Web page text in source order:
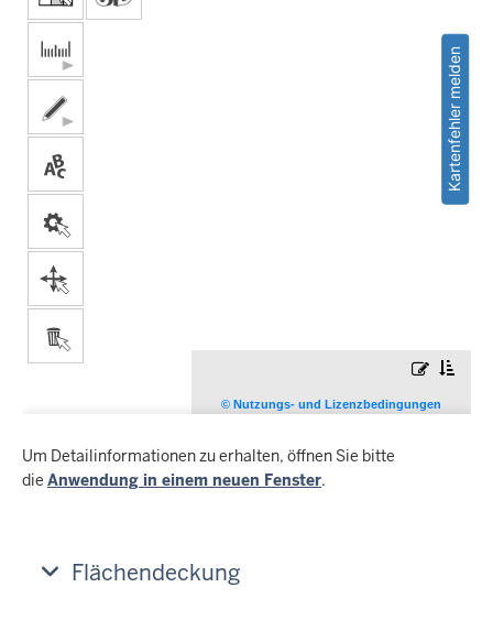
Um Detailinformationen zu erhalten, öffnen Sie bitte
die Anwendung in einem neuen Fenster.
Flächendeckung